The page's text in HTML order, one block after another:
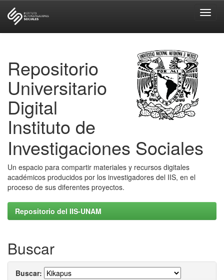
Repositorio
Universitario
Digital
Instituto de
Investigaciones Sociales
Un espacio para compartir materiales y recursos digitales
académicos producidos por los investigadores del IIS, en el
proceso de sus diferentes proyectos.
Repositorio del IIS-UNAM
Buscar
Buscar: